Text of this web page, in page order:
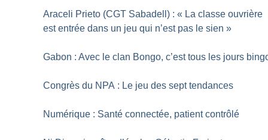
Araceli Prieto (CGT Sabadell) : « La classe ouvrière
est entrée dans un jeu qui n’est pas le sien »
Gabon : Avec le clan Bongo, c’est tous les jours
Congrès du NPA : Le jeu des sept tendances
Numérique : Santé connectée, patient contrôlé